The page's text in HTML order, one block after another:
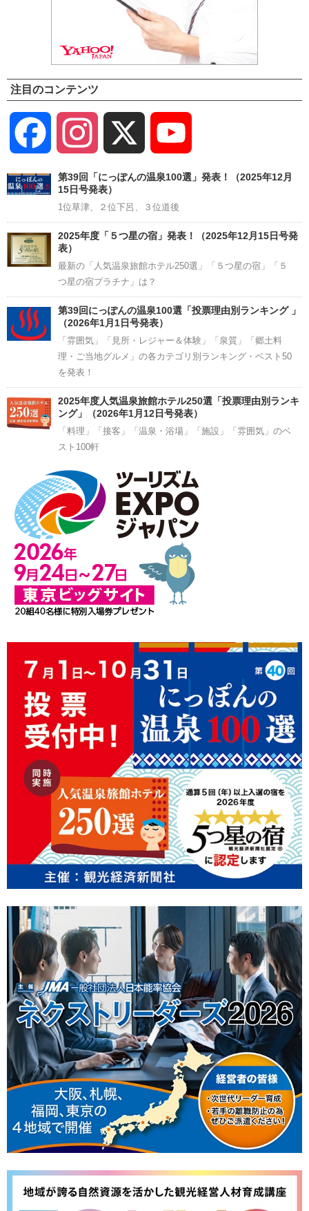
注目のコンテンツ
Facebook Instagram
Channel
第39回「にっぽんの温泉100選」発表！（2025年12月
15日号発表）
1位草津、２位下呂、３位道後
2025年度「５つ星の宿」発表！（2025年12月15日号発
表）
最新の「人気温泉旅館ホテル250選」「５つ星の宿」「５
つ星の宿プラチナ」は？
第39回にっぽんの温泉100選「投票理由別ランキング 」
（2026年1月1日号発表）
「雰囲気」「見所・レジャー＆体験」「泉質」「郷土料
理・ご当地グルメ」の各カテゴリ別ランキング・ベスト50
を発表！
2025年度人気温泉旅館ホテル250選「投票理由別ランキ
ング」（2026年1月12日号発表）
「料理」「接客」「温泉・浴場」「施設」「雰囲気」のベ
スト100軒